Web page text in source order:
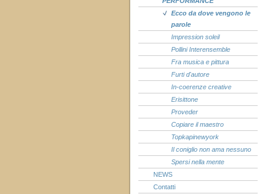
Ecco da dove vengono le
parole
Impression soleil
Pollini Interensemble
Fra musica e pittura
Furti d'autore
In-coerenze creative
Erisittone
Proveder
Copiare il maestro
Topkapinewyork
Il coniglio non ama nessuno
Spersi nella mente
NEWS
Contatti